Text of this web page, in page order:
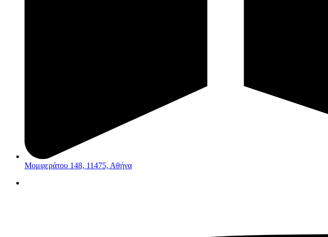
Μομφεράτου 148, 11475, Αθήνα